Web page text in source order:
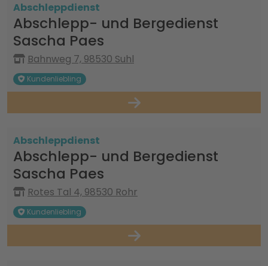
Abschleppdienst
Abschlepp- und Bergedienst
Sascha Paes
Bahnweg 7, 98530 Suhl
Kundenliebling
Abschleppdienst
Abschlepp- und Bergedienst
Sascha Paes
Rotes Tal 4, 98530 Rohr
Kundenliebling